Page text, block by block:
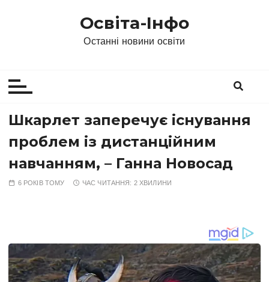
Освіта-Інфо
Останні новини освіти
Шкарлет заперечує існування
проблем із дистанційним
навчанням, – Ганна Новосад
6 РОКІВ ТОМУ ЧАС ЧИТАННЯ: 2 ХВИЛИНИ